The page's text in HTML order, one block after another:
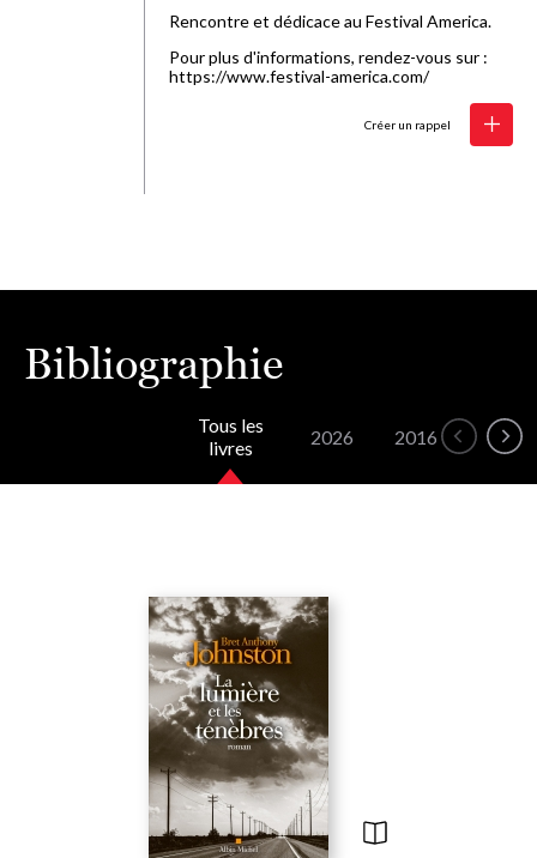
Rencontre et dédicace au Festival America.
Pour plus d'informations, rendez-vous sur :
https://www.festival-america.com/
Créer un rappel
Bibliographie
Tous les
livres
2026 2016